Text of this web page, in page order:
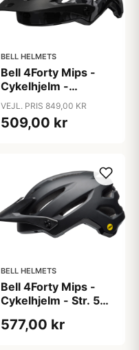
BELL HELMETS
Bell 4Forty Mips -
Cykelhjelm -
Sort/Camo - Str. 55-
59 cm
VEJL. PRIS 849,00 KR
509,00 kr
BELL HELMETS
Bell 4Forty Mips -
Cykelhjelm - Str. 55-
Sort
577,00 kr